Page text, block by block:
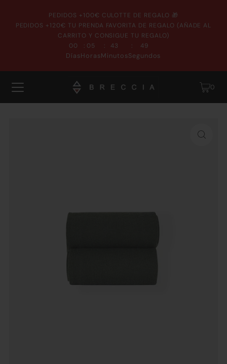
PEDIDOS +100€ CULOTTE DE REGALO 🎁
PEDIDOS +120€ TU PRENDA FAVORITA DE REGALO (AÑADE AL
CARRITO Y CONSIGUE TU REGALO)
00
Días
: 05
Horas
: 43
Minutos
: 48
Segundos
0